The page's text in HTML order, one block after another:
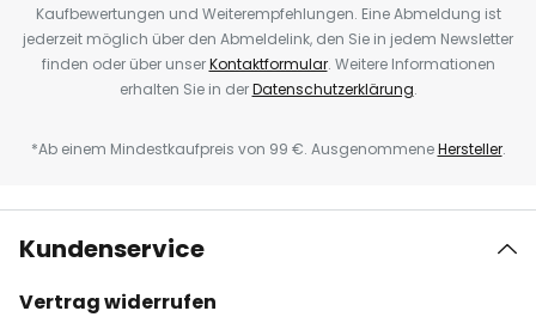
Kaufbewertungen und Weiterempfehlungen. Eine Abmeldung ist
jederzeit möglich über den Abmeldelink, den Sie in jedem Newsletter
finden oder über unserKontaktformular. Weitere Informationen
erhalten Sie in derDatenschutzerklärung.
*Ab einem Mindestkaufpreis von 99 €. AusgenommeneHersteller.
Kundenservice
Vertrag widerrufen